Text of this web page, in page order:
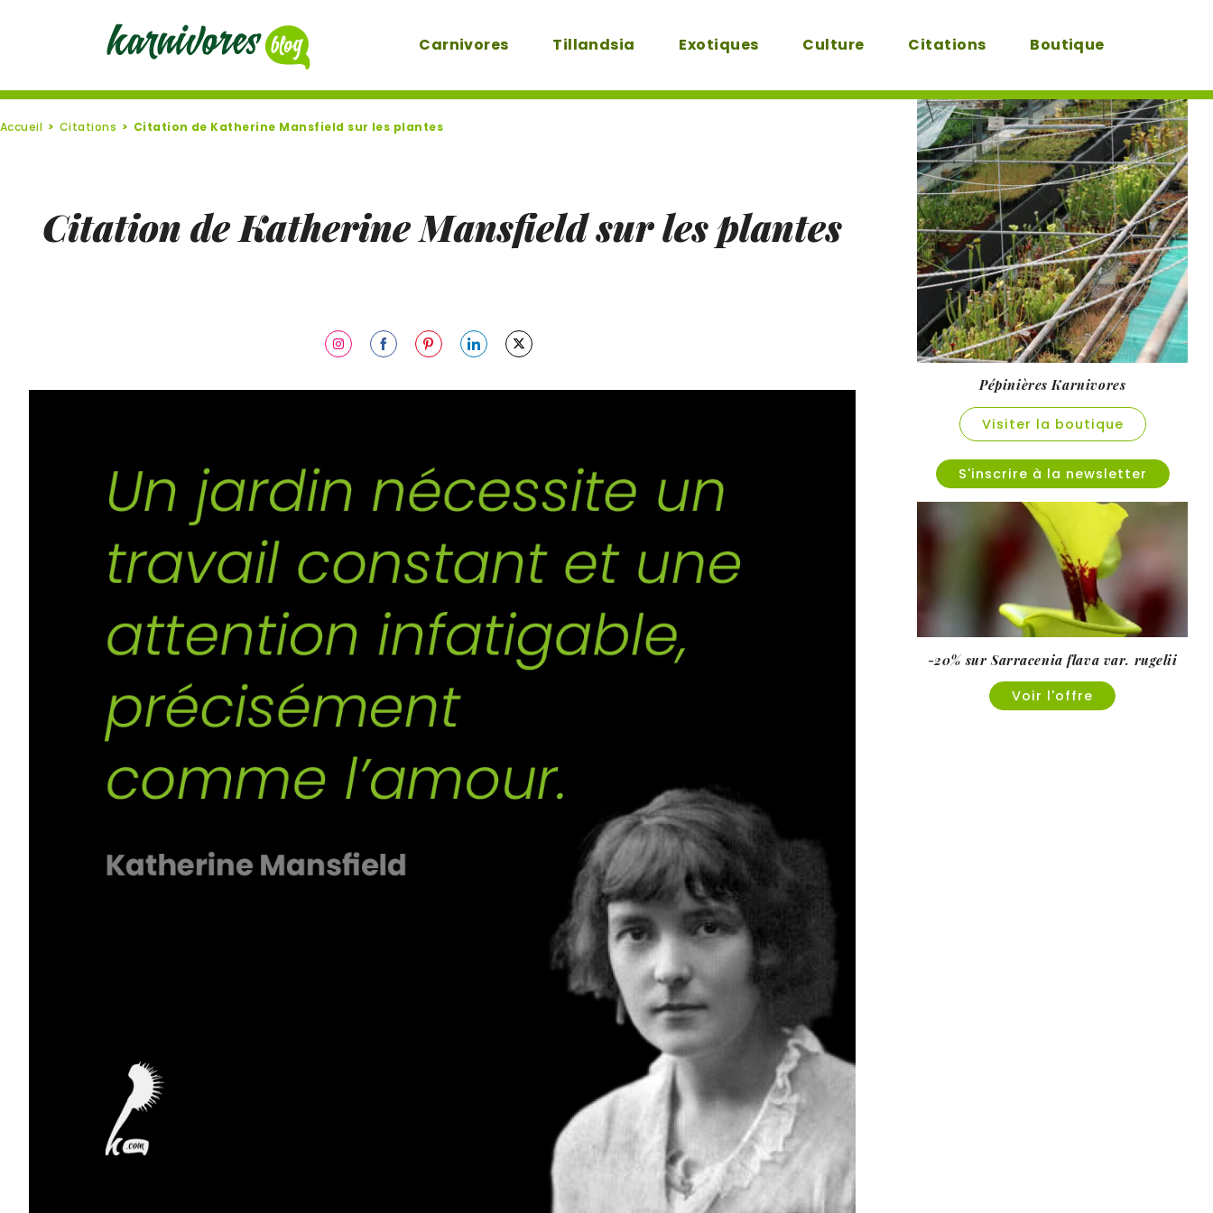
Carnivores Tillandsia Exotiques Culture Citations Boutique
Accueil Citations Citation de Katherine Mansfield sur les plantes
Citation de Katherine Mansfield sur les plantes
Share
Instagram
Share
Facebook
Share
Pinterest
Share
LinkedIn
Share
Twitter Pépinières Karnivores
Visiter la boutique
S'inscrire à la newsletter
-20% sur Sarracenia flava var. rugelii
Voir l'offre